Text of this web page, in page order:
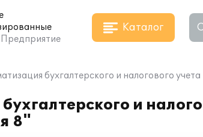
Каталог
бухгалтерского и налогового
и
8"